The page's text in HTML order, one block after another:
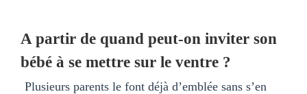
A partir de quand peut-on inviter son
bébé à se mettre sur le ventre ?
Plusieurs parents le font déjà d’emblée sans s’en